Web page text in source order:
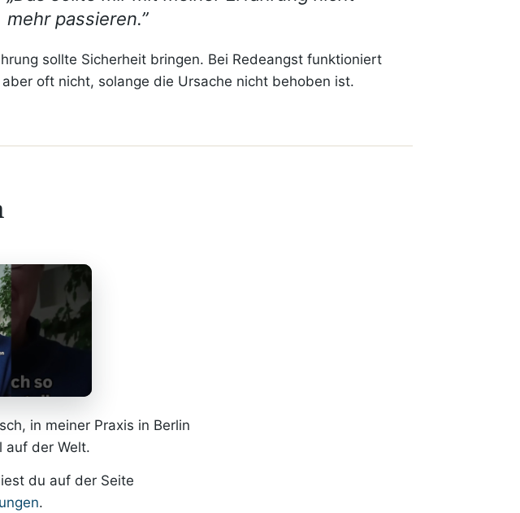
mehr passieren.”
sollte Sicherheit bringen. Bei Redeangst funktioniert
oft nicht, solange die Ursache nicht behoben ist.
in meiner Praxis in Berlin
auf der Welt.
du auf der Seite
.